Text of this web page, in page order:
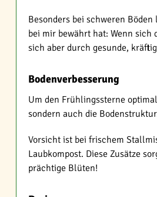
Besonders bei schweren
bei mir bewährt hat: Wenn
sich aber durch gesunde,
Bodenverbesserung
Um den Frühlingssterne
sondern auch die
Vorsicht ist bei frischem
Laubkompost. Diese Zusätze
prächtige Blüten!